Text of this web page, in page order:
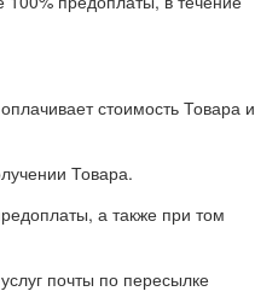
стоимость Товара и
Товара.
а также при том
почты по пересылке